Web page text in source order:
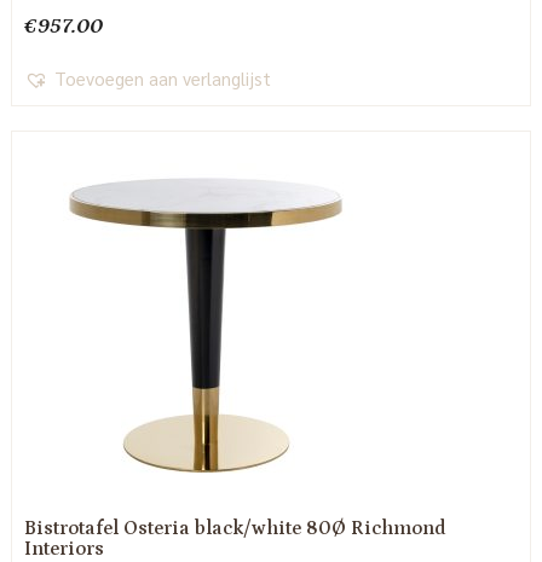
€957.00
Toevoegen aan verlanglijst
Bistrotafel Osteria black/white 80Ø Richmond
Interiors